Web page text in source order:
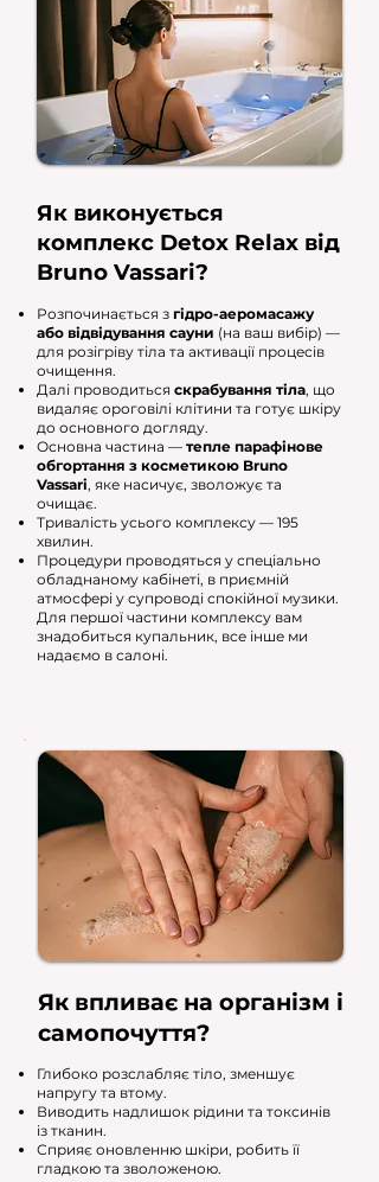
Як виконується
комплекс Detox Relax від
Bruno Vassari?
Розпочинається з гідро-аеромасажу
або відвідування сауни (на ваш вибір) —
для розігріву тіла та активації процесів
очищення.
Далі проводиться скрабування тіла, що
видаляє ороговілі клітини та готує шкіру
до основного догляду.
Основна частина — тепле парафінове
обгортання з косметикою Bruno
Vassari, яке насичує, зволожує та
очищає.
Тривалість усього комплексу — 195
хвилин.
Процедури проводяться у спеціально
обладнаному кабінеті, в приємній
атмосфері у супроводі спокійної музики.
Для першої частини комплексу вам
знадобиться купальник, все інше ми
надаємо в салоні.
Як впливає на організм і
самопочуття?
Глибоко розслабляє тіло, зменшує
напругу та втому.
Виводить надлишок рідини та токсинів
із тканин.
Сприяє оновленню шкіри, робить її
гладкою та зволоженою.